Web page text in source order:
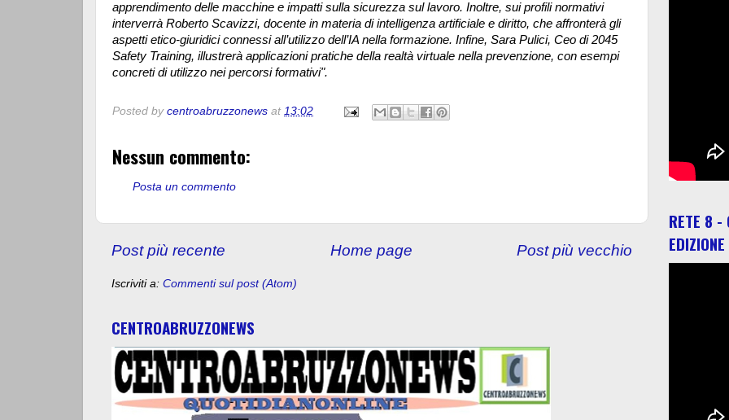
apprendimento delle macchine e impatti sulla sicurezza sul lavoro. Inoltre, sui profili normativi
interverrà Roberto Scavizzi, docente in materia di intelligenza artificiale e diritto, che affronterà gli
aspetti etico-giuridici connessi all’utilizzo dell’IA nella formazione. Infine, Sara Pulici, Ceo di 2045
Safety Training, illustrerà applicazioni pratiche della realtà virtuale nella prevenzione, con esempi
concreti di utilizzo nei percorsi formativi".
Posted by centroabruzzonews at 13:02
Nessun commento:
Posta un commento
Post più recente Post più vecchio
Home page
Iscriviti a: Commenti sul post (Atom)
CENTROABRUZZONEWS
RETE 8 -